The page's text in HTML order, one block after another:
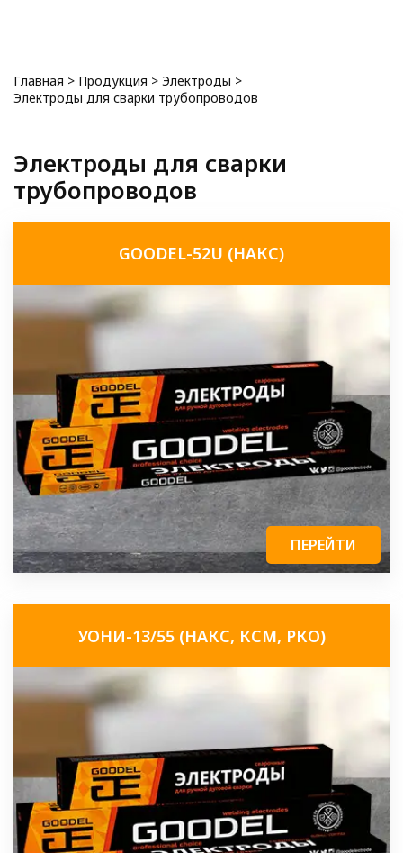
Главная > Продукция > Электроды >
Электроды для сварки трубопроводов
Электроды для сварки
трубопроводов
GOODEL-52U (НАКС)
ПЕРЕЙТИ
УОНИ-13/55 (НАКС, КСМ, РКО)